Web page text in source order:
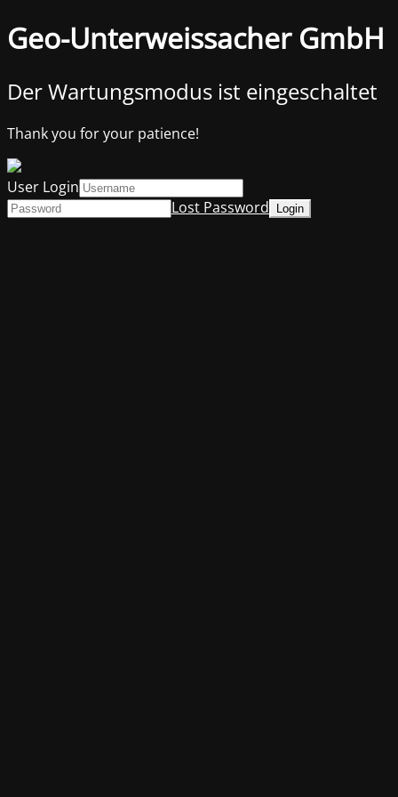
Geo-Unterweissacher GmbH
Der Wartungsmodus ist eingeschaltet
Thank you for your patience!
User Login
Lost Password